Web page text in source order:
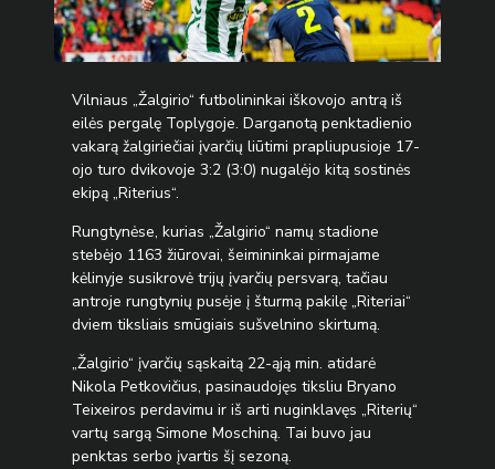
Vilniaus „Žalgirio“ futbolininkai iškovojo antrą iš
eilės pergalę Toplygoje. Darganotą penktadienio
vakarą žalgiriečiai įvarčių liūtimi prapliupusioje 17-
ojo turo dvikovoje 3:2 (3:0) nugalėjo kitą sostinės
ekipą „Riterius“.
Rungtynėse, kurias „Žalgirio“ namų stadione
stebėjo 1163 žiūrovai, šeimininkai pirmajame
kėlinyje susikrovė trijų įvarčių persvarą, tačiau
antroje rungtynių pusėje į šturmą pakilę „Riteriai“
dviem tiksliais smūgiais sušvelnino skirtumą.
„Žalgirio“ įvarčių sąskaitą 22-ąją min. atidarė
Nikola Petkovičius, pasinaudojęs tiksliu Bryano
Teixeiros perdavimu ir iš arti nuginklavęs „Riterių“
vartų sargą Simone Moschiną. Tai buvo jau
penktas serbo įvartis šį sezoną.